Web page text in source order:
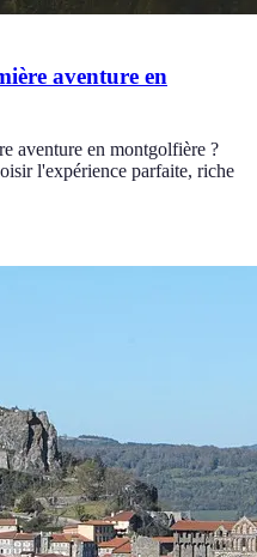
aventure en
aventure en montgolfière ?
l'expérience parfaite, riche